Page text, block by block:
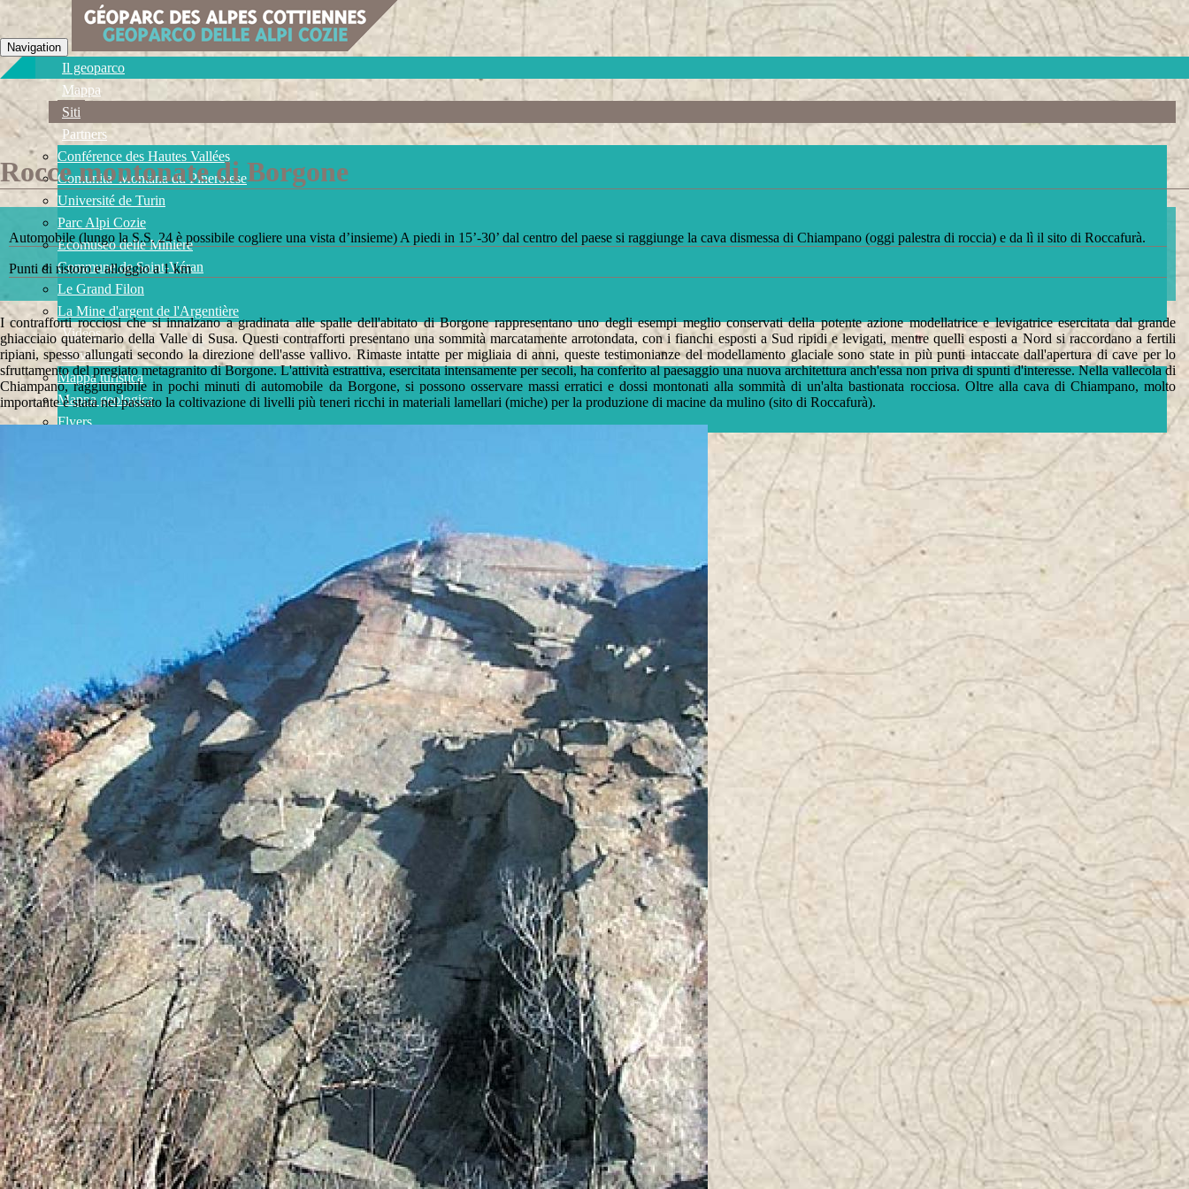
Navigation
Il geoparco
Mappa
Siti
Partners
Conférence des Hautes Vallées
Comunita' Montana du Pinerolese
Université de Turin
Parc Alpi Cozie
Ecomuseo delle Miniere
Commune de Saint-Véran
Le Grand Filon
La Mine d'argent de l'Argentière
Videos
Download
Mappa turistica
Mappa geologica
Flyers
Rocce montonate di Borgone
Automobile (lungo la S.S. 24 è possibile cogliere una vista d’insieme) A piedi in 15’-30’ dal centro del paese si raggiunge la cava dismessa di Chiampano (oggi palestra di roccia) e da lì il sito di Roccafurà.
Punti di ristoro e alloggio a 1 km
I contrafforti rocciosi che si innalzano a gradinata alle spalle dell'abitato di Borgone rappresentano uno degli esempi meglio conservati della potente azione modellatrice e levigatrice esercitata dal grande
ghiacciaio quaternario della Valle di Susa. Questi contrafforti presentano una sommità marcatamente arrotondata, con i fianchi esposti a Sud ripidi e levigati, mentre quelli esposti a Nord si raccordano a fertili
ripiani, spesso allungati secondo la direzione dell'asse vallivo. Rimaste intatte per migliaia di anni, queste testimonianze del modellamento glaciale sono state in più punti intaccate dall'apertura di cave per lo
sfruttamento del pregiato metagranito di Borgone. L'attività estrattiva, esercitata intensamente per secoli, ha conferito al paesaggio una nuova architettura anch'essa non priva di spunti d'interesse. Nella vallecola di
Chiampano, raggiungibile in pochi minuti di automobile da Borgone, si possono osservare massi erratici e dossi montonati alla sommità di un'alta bastionata rocciosa. Oltre alla cava di Chiampano, molto
importante è stata nel passato la coltivazione di livelli più teneri ricchi in materiali lamellari (miche) per la produzione di macine da mulino (sito di Roccafurà).